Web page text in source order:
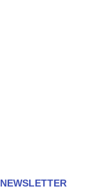
NEWSLETTER